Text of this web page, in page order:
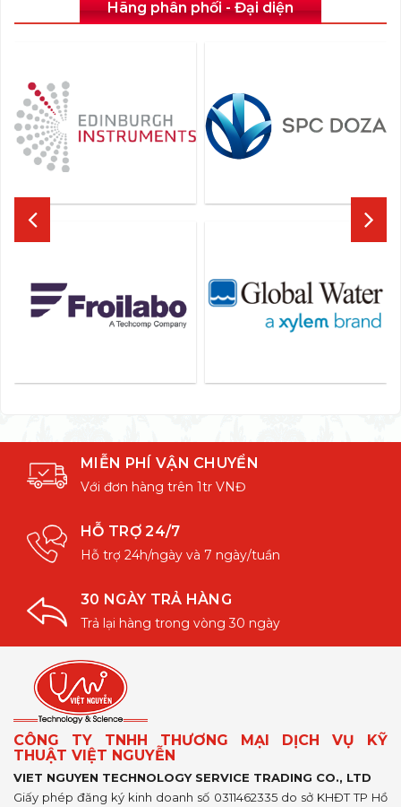
Hãng phân phối - Đại diện
MIỄN PHÍ VẬN CHUYỂN
Với đơn hàng trên 1tr VNĐ
HỖ TRỢ 24/7
Hỗ trợ 24h/ngày và 7 ngày/tuần
30 NGÀY TRẢ HÀNG
Trả lại hàng trong vòng 30 ngày
CÔNG TY TNHH THƯƠNG MẠI DỊCH VỤ KỸ
THUẬT VIỆT NGUYỄN
VIET NGUYEN TECHNOLOGY SERVICE TRADING CO., LTD
Giấy phép đăng ký kinh doanh số 0311462335 do sở KHĐT TP Hồ